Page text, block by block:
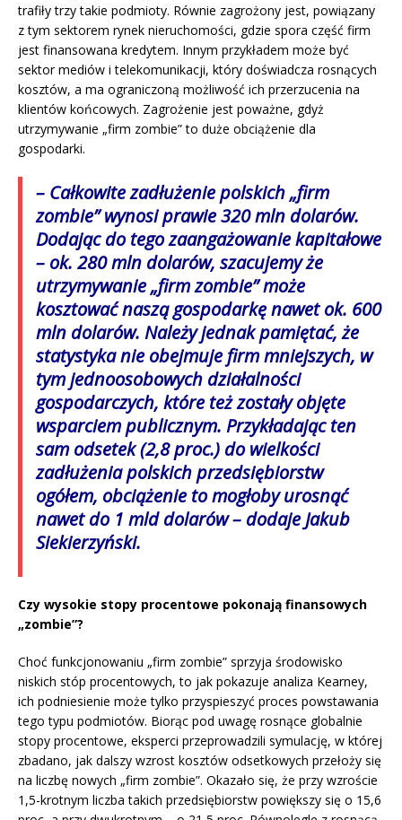
trafiły trzy takie podmioty. Równie zagrożony jest, powiązany
z tym sektorem rynek nieruchomości, gdzie spora część firm
jest finansowana kredytem. Innym przykładem może być
sektor mediów i telekomunikacji, który doświadcza rosnących
kosztów, a ma ograniczoną możliwość ich przerzucenia na
klientów końcowych. Zagrożenie jest poważne, gdyż
utrzymywanie „firm zombie” to duże obciążenie dla
gospodarki.
– Całkowite zadłużenie polskich „firm
zombie” wynosi prawie 320 mln dolarów.
Dodając do tego zaangażowanie kapitałowe
– ok. 280 mln dolarów, szacujemy że
utrzymywanie „firm zombie” może
kosztować naszą gospodarkę nawet ok. 600
mln dolarów. Należy jednak pamiętać, że
statystyka nie obejmuje firm mniejszych, w
tym jednoosobowych działalności
gospodarczych, które też zostały objęte
wsparciem publicznym. Przykładając ten
sam odsetek (2,8 proc.) do wielkości
zadłużenia polskich przedsiębiorstw
ogółem, obciążenie to mogłoby urosnąć
nawet do 1 mld dolarów – dodaje Jakub
Siekierzyński.
Czy wysokie stopy procentowe pokonają finansowych
„zombie”?
Choć funkcjonowaniu „firm zombie” sprzyja środowisko
niskich stóp procentowych, to jak pokazuje analiza Kearney,
ich podniesienie może tylko przyspieszyć proces powstawania
tego typu podmiotów. Biorąc pod uwagę rosnące globalnie
stopy procentowe, eksperci przeprowadzili symulację, w której
zbadano, jak dalszy wzrost kosztów odsetkowych przełoży się
na liczbę nowych „firm zombie”. Okazało się, że przy wzroście
1,5-krotnym liczba takich przedsiębiorstw powiększy się o 15,6